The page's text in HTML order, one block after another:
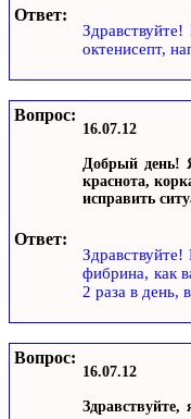
Ответ:
октенисепт,
Вопрос:
16.07.12
Добрый день!
краснота,
исправить
Ответ:
фибрина, как
2 раза в день,
Вопрос:
16.07.12